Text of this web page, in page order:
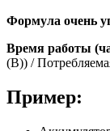
Формула очень
Время работы
(В)) /
Пример: